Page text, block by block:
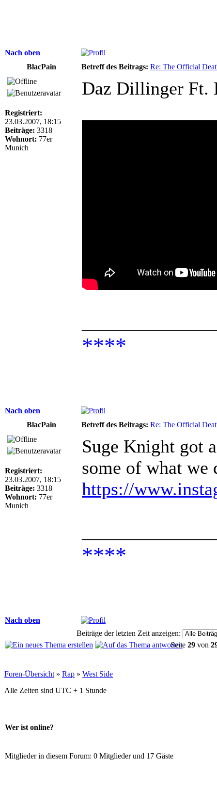
Nach oben
BlacPain
Betreff des Beitrags: Re: The Official
Registriert:
23.03.2007, 18:15
Beiträge: 3318
Wohnort: 77er
Munich
Daz Dillinger Ft.
****
Nach oben
BlacPain
Betreff des Beitrags: Re: The Official
Registriert:
23.03.2007, 18:15
Beiträge: 3318
Wohnort: 77er
Munich
Suge Knight got
some of what we
https://
****
Nach oben
Beiträge der letzten Zeit anzeigen:
Seite 29 von
Foren-Übersicht » Rap » West Side
Alle Zeiten sind UTC + 1 Stunde
Wer ist online?
Mitglieder in diesem Forum: 0 Mitglieder und 17 Gäste